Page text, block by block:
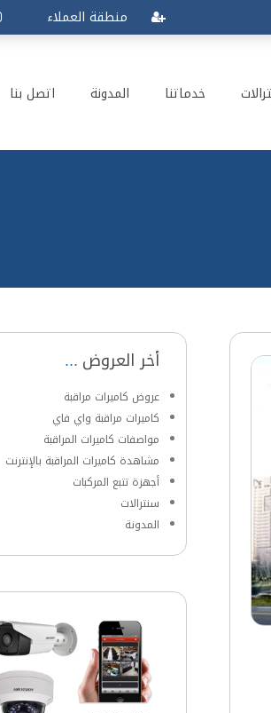
منطقة العملاء
خدماتنا المدونة اتصل بنا
أخر العروض
عروض كاميرات مراقبة
كاميرات مراقبة واي فاي
مواصفات كاميرات المراقبة
مشاهدة كاميرات المراقبة بالإنترنت
أجهزة تتبع المركبات
سنترالات
المدونة